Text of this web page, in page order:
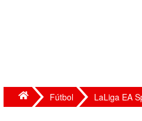
Fútbol LaLiga EA